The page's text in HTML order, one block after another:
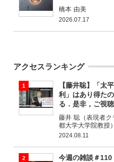
橋本 由美
2026.07.17
アクセスランキング
【藤井聡】「太
利」はあり得た
る．是非，ご視
藤井 聡（表現者
都大学大学院教授）
2024.08.11
今週の雑談＃